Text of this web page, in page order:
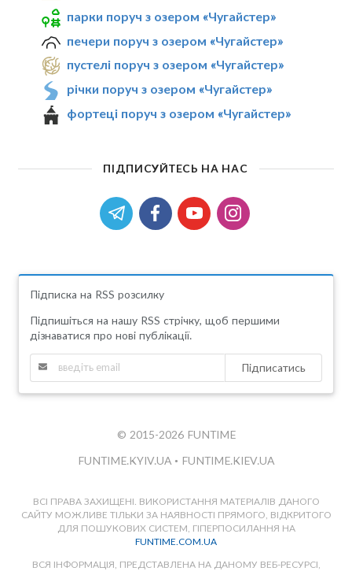
парки поруч з озером «Чугайстер»
печери поруч з озером «Чугайстер»
пустелі поруч з озером «Чугайстер»
річки поруч з озером «Чугайстер»
фортеці поруч з озером «Чугайстер»
ПІДПИСУЙТЕСЬ НА НАС
Підписка на RSS розсилку
Підпишіться на нашу RSS стрічку, щоб першими
дізнаватися про нові публікації.
Підписатись
© 2015-2026 FUNTIME
FUNTIME.KYIV.UA • FUNTIME.KIEV.UA
ВСІ ПРАВА ЗАХИЩЕНІ. ВИКОРИСТАННЯ МАТЕРІАЛІВ ДАНОГО
САЙТУ МОЖЛИВЕ ТІЛЬКИ ЗА НАЯВНОСТІ ПРЯМОГО, ВІДКРИТОГО
ДЛЯ ПОШУКОВИХ СИСТЕМ, ГІПЕРПОСИЛАННЯ НА
FUNTIME.COM.UA
ВСЯ ІНФОРМАЦІЯ, ПРЕДСТАВЛЕНА НА ДАНОМУ ВЕБ-РЕСУРСІ,